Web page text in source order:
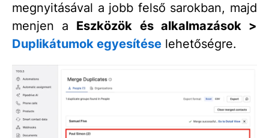
megnyitásával a jobb felső sarokban, majd
menjen a Eszközök és alkalmazások >
Duplikátumok egyesítése lehetőségre.